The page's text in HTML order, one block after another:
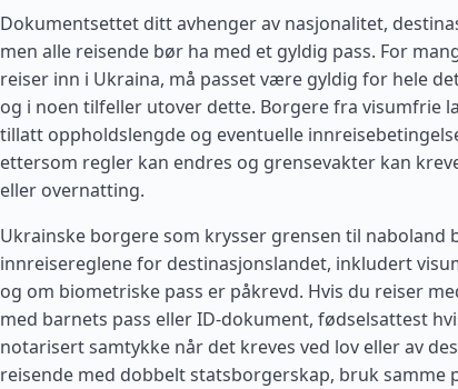
Dokumentsettet ditt avhenger av nasjonalitet,
men alle reisende bør ha med et gyldig pass. For
reiser inn i Ukraina, må passet være gyldig for hele
og i noen tilfeller utover dette. Borgere fra visumfrie
tillatt oppholdslengde og eventuelle
ettersom regler kan endres og grensevakter kan
eller overnatting.
Ukrainske borgere som krysser grensen til naboland
innreisereglene for destinasjonslandet, inkludert
og om biometriske pass er påkrevd. Hvis du reiser
med barnets pass eller ID-dokument, fødselsattest
notarisert samtykke når det kreves ved lov eller av
reisende med dobbelt statsborgerskap, bruk samme